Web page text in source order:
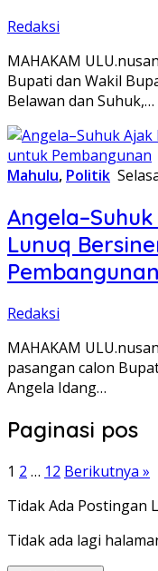
Redaksi
MAHAKAM
Bupati dan Wakil
Belawan dan Suhuk,…
Mahulu, Politik
Lunuq
Pembangunan
Redaksi
MAHAKAM
pasangan calon
Angela Idang…
Paginasi pos
1 2 … 12 Berikutnya »
Tidak Ada Postingan
Tidak ada lagi